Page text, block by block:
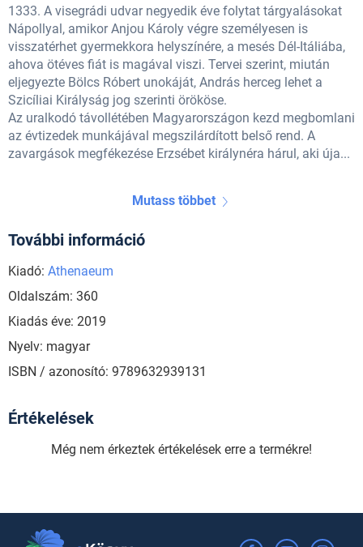
1333. A visegrádi udvar negyedik éve folytat tárgyalásokat
Nápollyal, amikor Anjou Károly végre személyesen is
visszatérhet gyermekkora helyszínére, a mesés Dél-Itáliába,
ahova ötéves fiát is magával viszi. Tervei szerint, miután
eljegyezte Bölcs Róbert unokáját, András herceg lehet a
Szicíliai Királyság jog szerinti örököse.
Az uralkodó távollétében Magyarországon kezd megbomlani
az évtizedek munkájával megszilárdított belső rend. A
zavargások megfékezése Erzsébet királynéra hárul, aki úja...
Mutass többet
További információ
Kiadó: Athenaeum
Oldalszám: 360
Kiadás éve: 2019
Nyelv: magyar
ISBN / azonosító: 9789632939131
Értékelések
Még nem érkeztek értékelések erre a termékre!